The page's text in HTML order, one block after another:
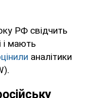
РФ свідчить
і мають
аналітики